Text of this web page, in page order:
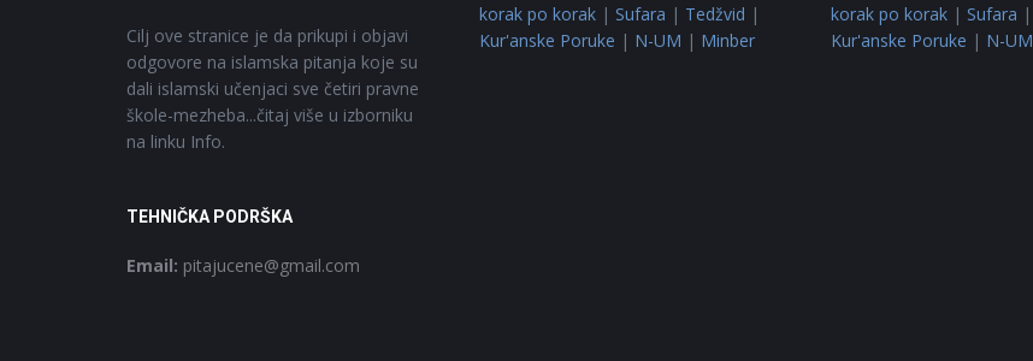
Cilj ove stranice je da prikupi i objavi
odgovore na islamska pitanja koje su
dali islamski učenjaci sve četiri pravne
škole-mezheba...čitaj više u izborniku
na linku Info.
TEHNIČKA PODRŠKA
Email: pitajucene@gmail.com
korak po korak| Sufara | Tedžvid |
Kur'anske Poruke | N-UM | Minber
korak po korak | Sufara |
Kur'anske Poruke | N-UM